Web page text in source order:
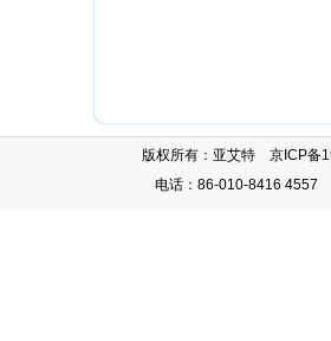
版权所有：亚艾特 京ICP备
电话：86-010-8416